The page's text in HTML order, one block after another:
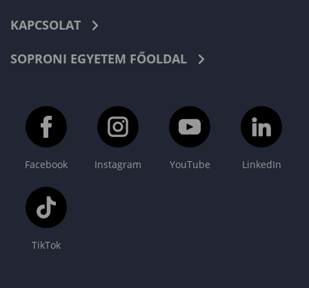
KAPCSOLAT
SOPRONI EGYETEM FŐOLDAL
Facebook Instagram YouTube LinkedIn
TikTok